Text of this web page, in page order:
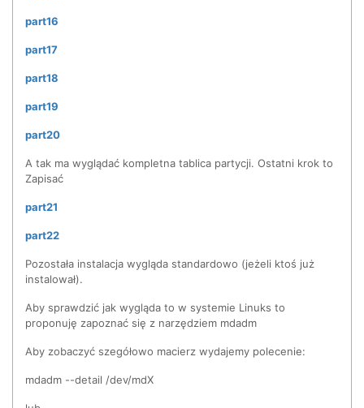
part16
part17
part18
part19
part20
A tak ma wyglądać kompletna tablica partycji. Ostatni krok to
Zapisać
part21
part22
Pozostała instalacja wygląda standardowo (jeżeli ktoś już
instalował).
Aby sprawdzić jak wygląda to w systemie Linuks to
proponuję zapoznać się z narzędziem mdadm
Aby zobaczyć szegółowo macierz wydajemy polecenie:
mdadm --detail /dev/mdX